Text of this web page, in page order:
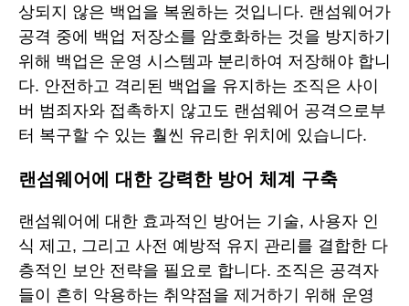
상되지 않은 백업을 복원하는 것입니다. 랜섬웨어가
공격 중에 백업 저장소를 암호화하는 것을 방지하기
위해 백업은 운영 시스템과 분리하여 저장해야 합니
다. 안전하고 격리된 백업을 유지하는 조직은 사이
버 범죄자와 접촉하지 않고도 랜섬웨어 공격으로부
터 복구할 수 있는 훨씬 유리한 위치에 있습니다.
랜섬웨어에 대한 강력한 방어 체계 구축
랜섬웨어에 대한 효과적인 방어는 기술, 사용자 인
식 제고, 그리고 사전 예방적 유지 관리를 결합한 다
층적인 보안 전략을 필요로 합니다. 조직은 공격자
들이 흔히 악용하는 취약점을 제거하기 위해 운영